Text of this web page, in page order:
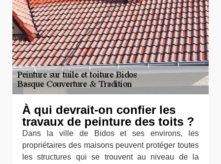
À qui devrait-on confier les
travaux de peinture des toits ?
Dans la ville de Bidos et ses environs, les
propriétaires des maisons peuvent protéger toutes
les structures qui se trouvent au niveau de la